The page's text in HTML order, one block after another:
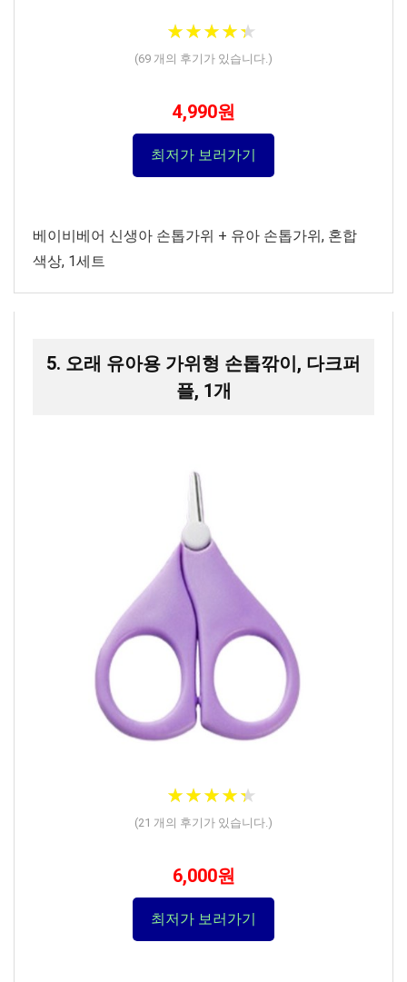
★★★★★
★★★★★
(69 개의 후기가 있습니다.)
4,990원
최저가 보러가기
베이비베어 신생아 손톱가위 + 유아 손톱가위, 혼합
색상, 1세트
5. 오래 유아용 가위형 손톱깎이, 다크퍼
플, 1개
★★★★★
★★★★★
(21 개의 후기가 있습니다.)
6,000원
최저가 보러가기